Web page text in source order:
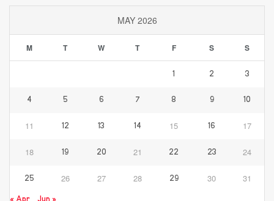
MAY 2026
M T W T F S S
1 2 3
4 5 6 7 8 9 10
11 12 13 14 15 16 17
18 19 20 21 22 23 24
25 26 27 28 29 30 31